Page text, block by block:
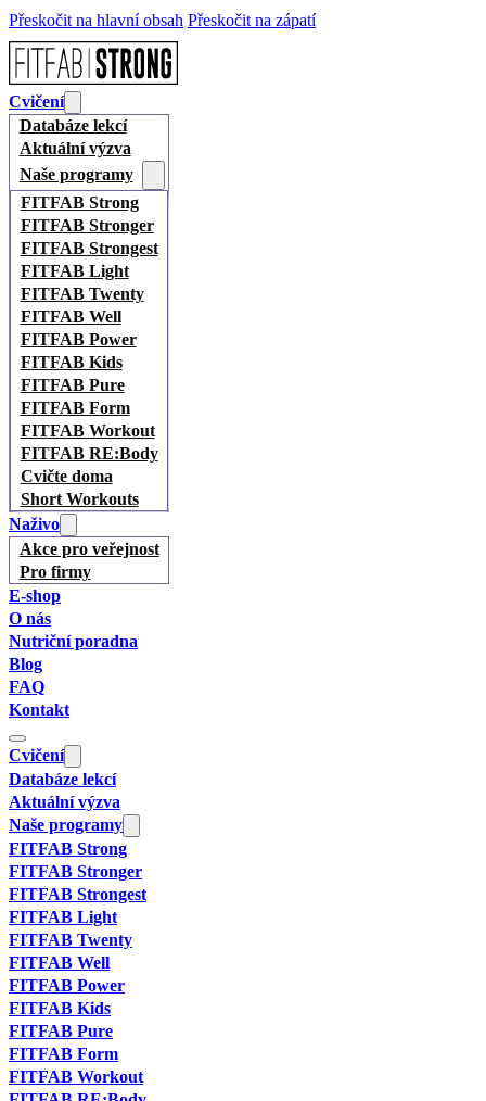
Přeskočit na hlavní obsah Přeskočit na zápatí
Cvičení
Databáze lekcí
Aktuální výzva
Naše programy
FITFAB Strong
FITFAB Stronger
FITFAB Strongest
FITFAB Light
FITFAB Twenty
FITFAB Well
FITFAB Power
FITFAB Kids
FITFAB Pure
FITFAB Form
FITFAB Workout
FITFAB RE:Body
Cvičte doma
Short Workouts
Naživo
Akce pro veřejnost
Pro firmy
E-shop
O nás
Nutriční poradna
Blog
FAQ
Kontakt
Cvičení
Databáze lekcí
Aktuální výzva
Naše programy
FITFAB Strong
FITFAB Stronger
FITFAB Strongest
FITFAB Light
FITFAB Twenty
FITFAB Well
FITFAB Power
FITFAB Kids
FITFAB Pure
FITFAB Form
FITFAB Workout